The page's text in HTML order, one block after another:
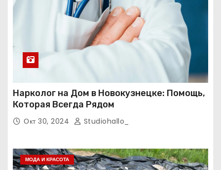
Нарколог на Дом в Новокузнецке: Помощь,
Которая Всегда Рядом
Окт 30, 2024 Studiohallo_
МОДА И КРАСОТА